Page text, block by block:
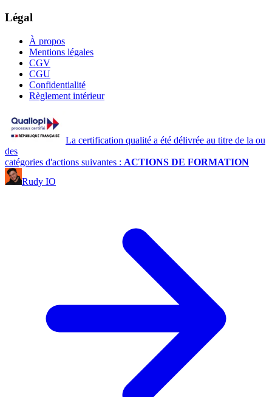
Légal
À propos
Mentions légales
CGV
CGU
Confidentialité
Règlement intérieur
La certification qualité a été délivrée au titre de la ou
des
catégories d'actions suivantes : ACTIONS DE FORMATION
Rudy IO